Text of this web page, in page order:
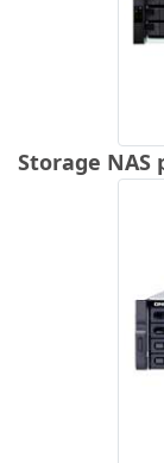
Storage NAS